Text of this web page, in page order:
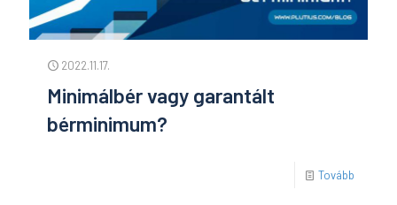
2022.11.17.
Minimálbér vagy garantált
bérminimum?
Tovább